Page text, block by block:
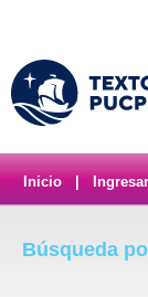
Inicio Ingresar
Búsqueda